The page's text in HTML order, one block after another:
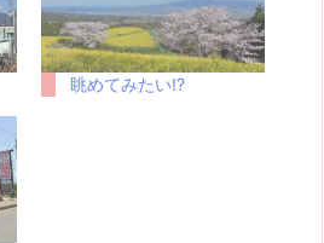
眺めてみたい!?